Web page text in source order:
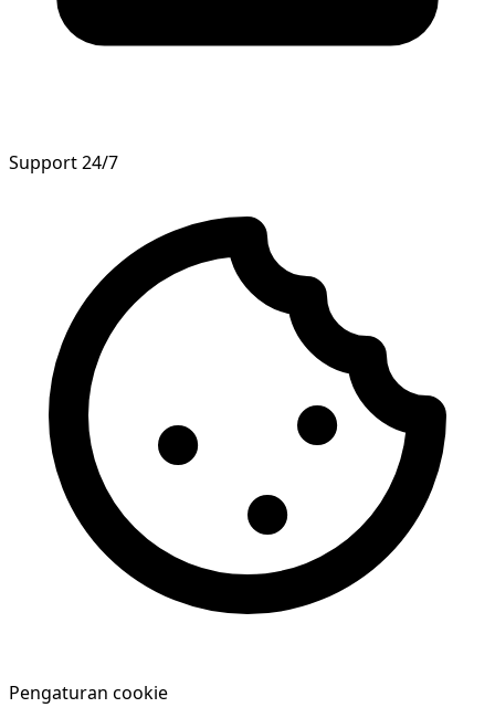
Support 24/7
Pengaturan cookie